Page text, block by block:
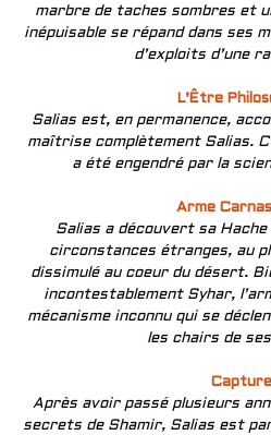
marbre de taches sombres et
inépuisable se répand dans ses
d’exploits d’une
L’Être
Salias est, en permanence,
maîtrise complètement Salias.
a été engendré par la
Arme
Salias a découvert sa
circonstances étranges, au
dissimulé au coeur du désert.
incontestablement Syhar,
mécanisme inconnu qui se
les chairs de
Capture
Après avoir passé plusieurs
secrets de Shamir, Salias est